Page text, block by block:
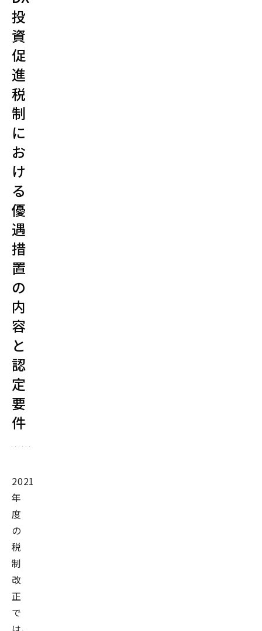
投
資
促
進
税
制
に
お
け
る
優
遇
措
置
の
内
容
と
認
定
要
件
2021
年
度
の
税
制
改
正
で